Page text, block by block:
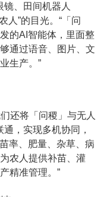
镜、田间机器人
人”的目光。“「问
的AI智能体，里面整
通过语音、图片、文
生产。”
还将「问稷」与无人
，实现多机协同，
率、肥量、杂草、病
农人提供补苗、灌
精准管理。”